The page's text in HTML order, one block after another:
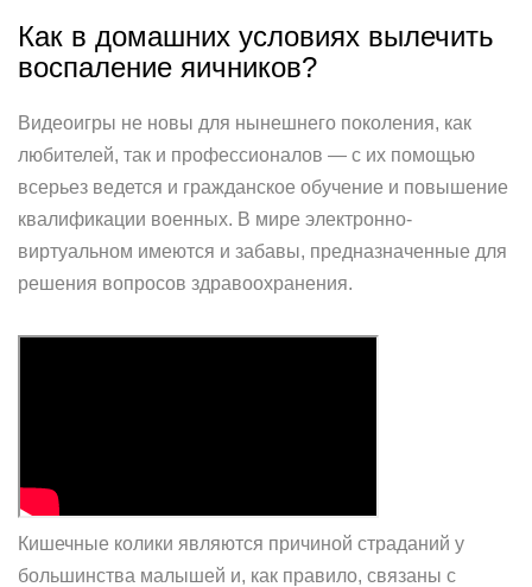
Как в домашних условиях вылечить
воспаление яичников?
Видеоигры не новы для нынешнего поколения, как
любителей, так и профессионалов — с их помощью
всерьез ведется и гражданское обучение и повышение
квалификации военных. В мире электронно-
виртуальном имеются и забавы, предназначенные для
решения вопросов здравоохранения.
Кишечные колики являются причиной страданий у
большинства малышей и, как правило, связаны с